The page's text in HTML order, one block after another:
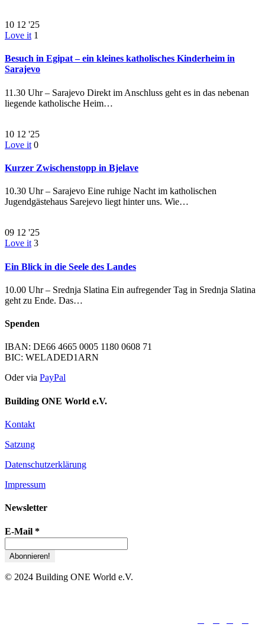
10 12 '25
Love it 1
Besuch in Egipat – ein kleines katholisches Kinderheim in
Sarajevo
11.30 Uhr – Sarajevo Direkt im Anschluss geht es in das nebenan
liegende katholische Heim…
10 12 '25
Love it 0
Kurzer Zwischenstopp in Bjelave
10.30 Uhr – Sarajevo Eine ruhige Nacht im katholischen
Jugendgästehaus Sarejevo liegt hinter uns. Wie…
09 12 '25
Love it 3
Ein Blick in die Seele des Landes
10.00 Uhr – Srednja Slatina Ein aufregender Tag in Srednja Slatina
geht zu Ende. Das…
Spenden
IBAN: DE66 4665 0005 1180 0608 71
BIC: WELADED1ARN
Oder via PayPal
Building ONE World e.V.
Kontakt
Satzung
Datenschutzerklärung
Impressum
Newsletter
E-Mail *
© 2024 Building ONE World e.V.